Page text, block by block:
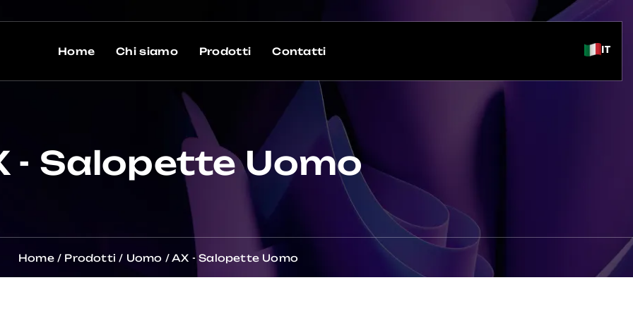
Home Chi siamo Prodotti Contatti IT
- Salopette Uomo
Home / Prodotti / Uomo /AX - Salopette Uomo